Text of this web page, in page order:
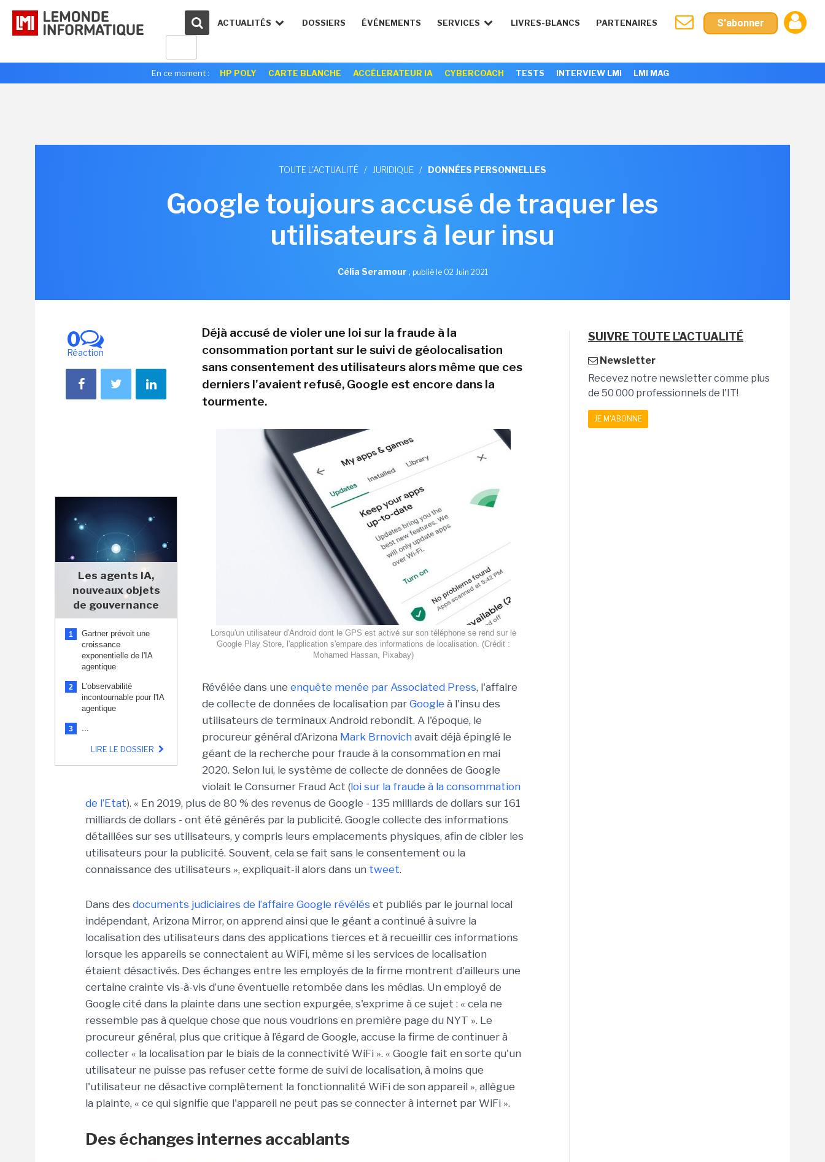
ACTUALITÉS DOSSIERS ÉVÉNEMENTS SERVICES LIVRES-BLANCS PARTENAIRES S'abonner
En ce moment : HP POLY CARTE BLANCHE ACCÉLERATEUR IA CYBERCOACH TESTS INTERVIEW LMI LMI MAG
TOUTE L'ACTUALITÉ / JURIDIQUE / DONNÉES PERSONNELLES
Google toujours accusé de traquer les
utilisateurs à leur insu
Célia Seramour , publié le 02 Juin 2021
0
Réaction
Les agents IA,
nouveaux objets
de gouvernance
1
Gartner prévoit une
croissance
exponentielle de l'IA
agentique
2
L'observabilité
incontournable pour l'IA
agentique
3 ...
LIRE LE DOSSIER
Déjà accusé de violer une loi sur la fraude à la
consommation portant sur le suivi de géolocalisation
sans consentement des utilisateurs alors même que ces
derniers l'avaient refusé, Google est encore dans la
tourmente.
Lorsqu'un utilisateur d'Android dont le GPS est activé sur son téléphone se rend sur le
Google Play Store, l'application s'empare des informations de localisation. (Crédit :
Mohamed Hassan, Pixabay)
Révélée dans une enquête menée par Associated Press, l'affaire
de collecte de données de localisation par Google à l'insu des
utilisateurs de terminaux Android rebondit. A l'époque, le
procureur général d’Arizona Mark Brnovich avait déjà épinglé le
géant de la recherche pour fraude à la consommation en mai
2020. Selon lui, le système de collecte de données de Google
violait le Consumer Fraud Act (loi sur la fraude à la consommation
de l’Etat). « En 2019, plus de 80 % des revenus de Google - 135 milliards de dollars sur 161
milliards de dollars - ont été générés par la publicité. Google collecte des informations
détaillées sur ses utilisateurs, y compris leurs emplacements physiques, afin de cibler les
utilisateurs pour la publicité. Souvent, cela se fait sans le consentement ou la
connaissance des utilisateurs », expliquait-il alors dans un tweet.
Dans des documents judiciaires de l’affaire Google révélés et publiés par le journal local
indépendant, Arizona Mirror, on apprend ainsi que le géant a continué à suivre la
localisation des utilisateurs dans des applications tierces et à recueillir ces informations
lorsque les appareils se connectaient au WiFi, même si les services de localisation
étaient désactivés. Des échanges entre les employés de la firme montrent d'ailleurs une
certaine crainte vis-à-vis d’une éventuelle retombée dans les médias. Un employé de
Google cité dans la plainte dans une section expurgée, s'exprime à ce sujet : « cela ne
ressemble pas à quelque chose que nous voudrions en première page du NYT ». Le
procureur général, plus que critique à l’égard de Google, accuse la firme de continuer à
collecter « la localisation par le biais de la connectivité WiFi ». « Google fait en sorte qu'un
utilisateur ne puisse pas refuser cette forme de suivi de localisation, à moins que
l'utilisateur ne désactive complètement la fonctionnalité WiFi de son appareil », allègue
la plainte, « ce qui signifie que l'appareil ne peut pas se connecter à internet par WiFi ».
Des échanges internes accablants
SUIVRE TOUTE L'ACTUALITÉ
Newsletter
Recevez notre newsletter comme plus
de 50 000 professionnels de l'IT!
JE M'ABONNE